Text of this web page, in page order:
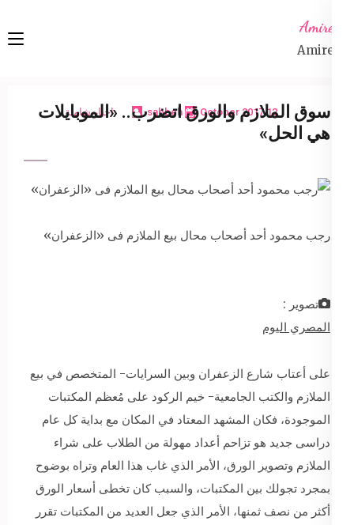
content
Amireta
Amireta
12 October 2017
sabbeh اخبار شاملة
سوق الملازم والورق اتضرب.. «الموبايلات
هي الحل»
رجب محمود أحد أصحاب محال بيع الملازم فى «الزعفران»
تصوير :
المصري اليوم
على أعتاب شارع الزعفران وبين السرايات- المتخصص في بيع
الملازم والكتب الجامعية- خيم الركود على مُعظم المكتبات
الموجودة، فكان المشهد المعتاد في المكان مع بداية كل عام
دراسى جديد هو تزاحم أعداد مهولة من الطلاب على شراء
الملازم وتصوير الورق، الأمر الذي غاب هذا العام وتراه بوضوح
بمجرد تجولك بين المكتبات، والسبب كان تخطى أسعار الورق
أكثر من نصف ثمنها، الأمر الذي جعل العديد من المكتبات تقرر